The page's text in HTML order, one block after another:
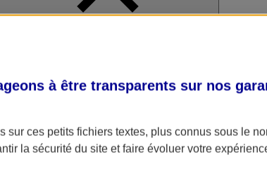
à être transparents sur nos
sur ces petits fichiers textes, plus connus sous le
la sécurité du site et faire évoluer votre